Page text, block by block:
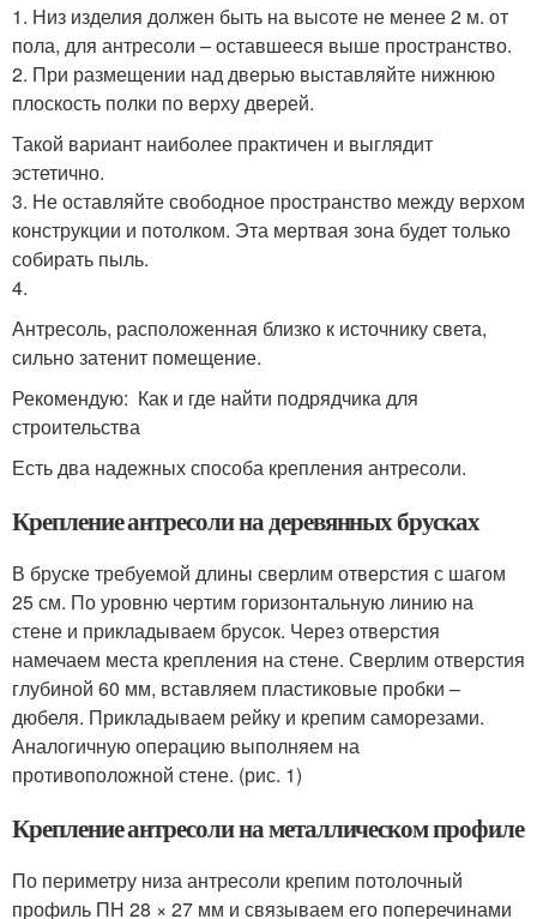
1. Низ изделия должен быть на высоте не менее 2 м. от
пола, для антресоли – оставшееся выше пространство.
2. При размещении над дверью выставляйте нижнюю
плоскость полки по верху дверей.
Такой вариант наиболее практичен и выглядит
эстетично.
3. Не оставляйте свободное пространство между верхом
конструкции и потолком. Эта мертвая зона будет только
собирать пыль.
4.
Антресоль, расположенная близко к источнику света,
сильно затенит помещение.
Рекомендую: Как и где найти подрядчика для
строительства
Есть два надежных способа крепления антресоли.
Крепление антресоли на деревянных брусках
В бруске требуемой длины сверлим отверстия с шагом
25 см. По уровню чертим горизонтальную линию на
стене и прикладываем брусок. Через отверстия
намечаем места крепления на стене. Сверлим отверстия
глубиной 60 мм, вставляем пластиковые пробки –
дюбеля. Прикладываем рейку и крепим саморезами.
Аналогичную операцию выполняем на
противоположной стене. (рис. 1)
Крепление антресоли на металлическом профиле
По периметру низа антресоли крепим потолочный
профиль ПН 28 × 27 мм и связываем его поперечинами